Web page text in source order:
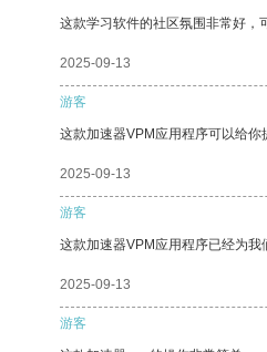
这款学习软件的社区氛围非常好，
2025-09-13
游客
这款加速器VPM应用程序可以给你
2025-09-13
游客
这款加速器VPM应用程序已经为我
2025-09-13
游客